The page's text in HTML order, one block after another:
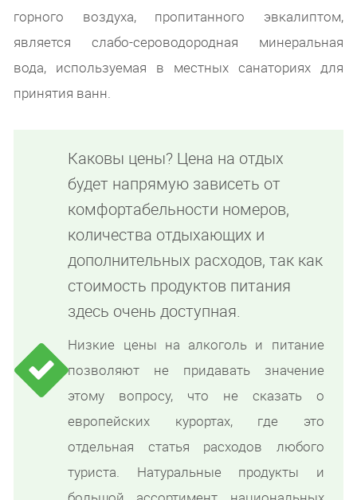
горного воздуха, пропитанного эвкалиптом,
является слабо-сероводородная минеральная
вода, используемая в местных санаториях для
принятия ванн.
Каковы цены? Цена на отдых
будет напрямую зависеть от
комфортабельности номеров,
количества отдыхающих и
дополнительных расходов, так как
стоимость продуктов питания
здесь очень доступная.
Низкие цены на алкоголь и питание
позволяют не придавать значение
этому вопросу, что не сказать о
европейских курортах, где это
отдельная статья расходов любого
туриста. Натуральные продукты и